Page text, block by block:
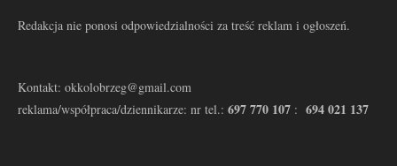
Redakcja nie ponosi odpowiedzialności za treść reklam i ogłoszeń.
Kontakt: okkolobrzeg@gmail.com
reklama/współpraca/dziennikarze: nr tel.: 697 770 107 : 694 021 137